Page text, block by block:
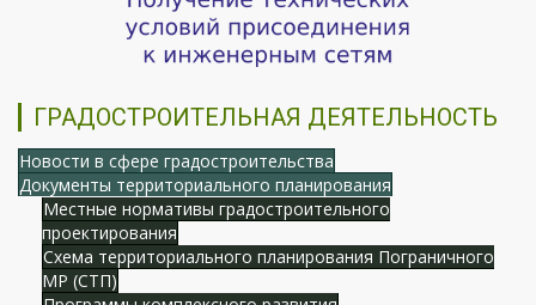
ГРАДОСТРОИТЕЛЬНАЯ ДЕЯТЕЛЬНОСТЬ
Новости в сфере градостроительства
Документы территориального планирования
Местные нормативы градостроительного
проектирования
Схема территориального планирования Пограничного
МР (СТП)